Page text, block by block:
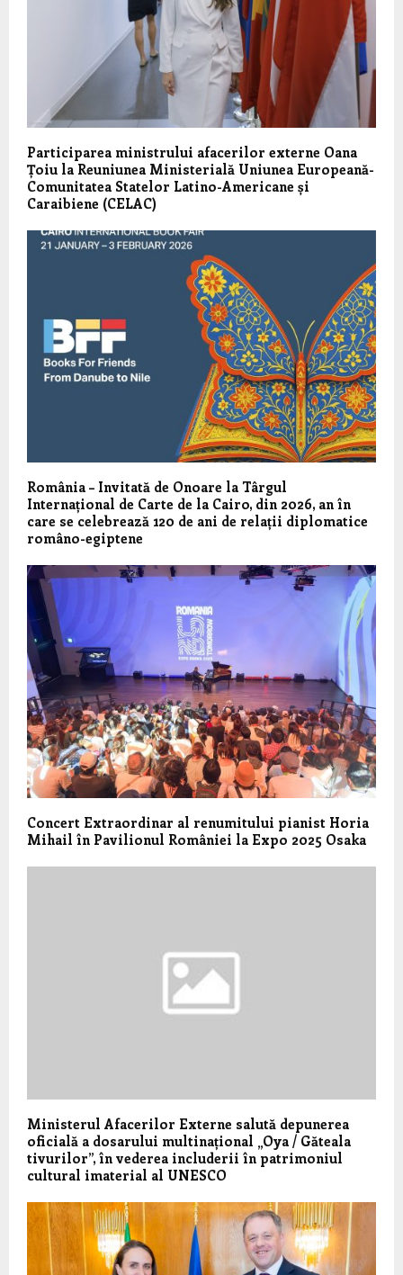
Participarea ministrului afacerilor externe Oana
Țoiu la Reuniunea Ministerială Uniunea Europeană-
Comunitatea Statelor Latino-Americane și
Caraibiene (CELAC)
România – Invitată de Onoare la Târgul
Internațional de Carte de la Cairo, din 2026, an în
care se celebrează 120 de ani de relații diplomatice
româno-egiptene
Concert Extraordinar al renumitului pianist Horia
Mihail în Pavilionul României la Expo 2025 Osaka
Ministerul Afacerilor Externe salută depunerea
oficială a dosarului multinațional „Oya / Găteala
tivurilor”, în vederea includerii în patrimoniul
cultural imaterial al UNESCO